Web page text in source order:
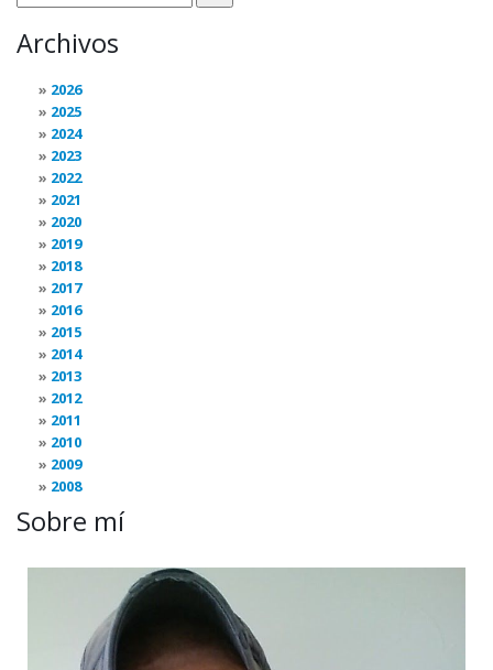
Archivos
2026
2025
2024
2023
2022
2021
2020
2019
2018
2017
2016
2015
2014
2013
2012
2011
2010
2009
2008
Sobre mí